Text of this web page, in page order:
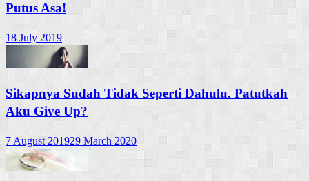
Putus Asa!
18 July 2019
Sikapnya Sudah Tidak Seperti Dahulu. Patutkah
Aku Give Up?
7 August 201929 March 2020